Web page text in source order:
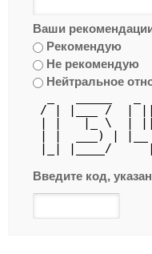
Ваши
Рекомендую
Не рекомендую
Нейтральное
/ | |___ /  |
| |   |_ \  |
| |  ___) |
|_| |____/
Введите код,